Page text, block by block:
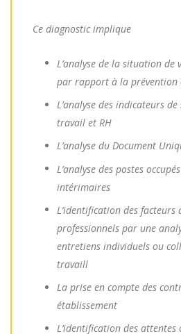
Ce diagnostic implique
L’analyse de la situation de
par rapport à la prévention
L’analyse des indicateurs
travail et RH
L’analyse du Document
L’analyse des postes
intérimaires
L’identification des facteurs
professionnels par une
entretiens individuels ou
travaill
La prise en compte des
établissement
L’identification des attentes